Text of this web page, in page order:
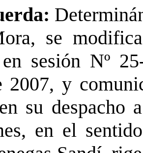
se
sesión Nº
2007, y
su despacho
en el